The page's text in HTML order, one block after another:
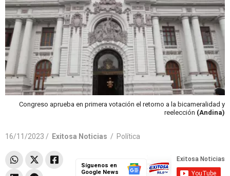
Congreso aprueba en primera votación el retorno a la bicameralidad y
reelección (Andina)
16/11/2023 / Exitosa Noticias / Política
Síguenos en
Google News